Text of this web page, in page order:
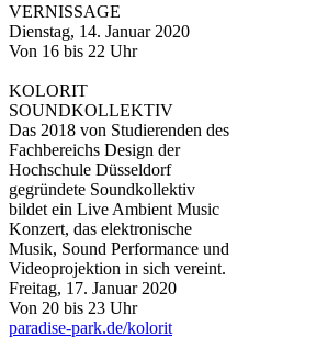
VERNISSAGE
Dienstag, 14. Januar 2020
Von 16 bis 22 Uhr
KOLORIT
SOUNDKOLLEKTIV
Das 2018 von Studierenden des
Fachbereichs Design der
Hochschule Düsseldorf
gegründete Soundkollektiv
bildet ein Live Ambient Music
Konzert, das elektronische
Musik, Sound Performance und
Videoprojektion in sich vereint.
Freitag, 17. Januar 2020
Von 20 bis 23 Uhr
paradise-park.de/kolorit​